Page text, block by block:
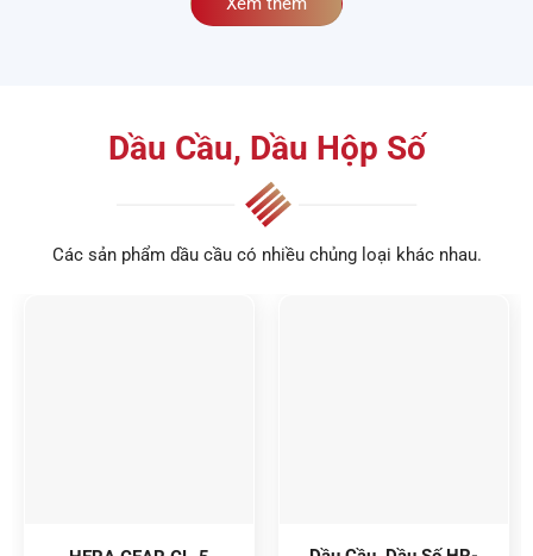
Dầu Cầu, Dầu Hộp Số
Các sản phẩm dầu cầu có nhiều chủng loại khác nhau.